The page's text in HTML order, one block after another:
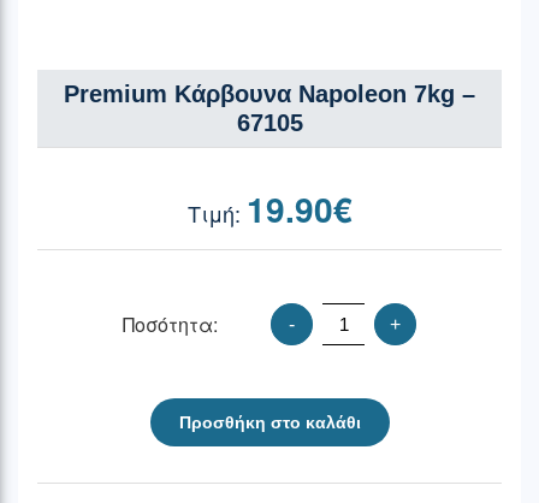
Premium Κάρβουνα Napoleon 7kg –
67105
19.90€
Ποσότητα: - +
Προσθήκη στο καλάθι